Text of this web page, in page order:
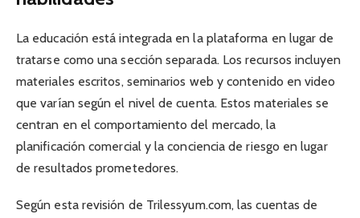
La educación está integrada en la plataforma en lugar de
tratarse como una sección separada. Los recursos incluyen
materiales escritos, seminarios web y contenido en video
que varían según el nivel de cuenta. Estos materiales se
centran en el comportamiento del mercado, la
planificación comercial y la conciencia de riesgo en lugar
de resultados prometedores.
Según esta revisión de Trilessyum.com, las cuentas de